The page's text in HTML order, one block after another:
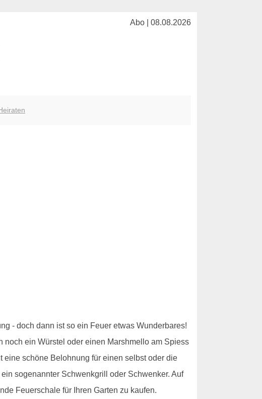
Abo | 08.08.2026
- doch dann ist so ein Feuer etwas Wunderbares!
ein Würstel oder einen Marshmello am Spiess
schöne Belohnung für einen selbst oder die
sogenannter Schwenkgrill oder Schwenker. Auf
Feuerschale für Ihren Garten zu kaufen.